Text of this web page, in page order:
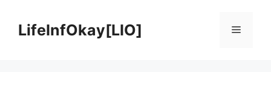
contentLifeInfOkay[LIO] Menu